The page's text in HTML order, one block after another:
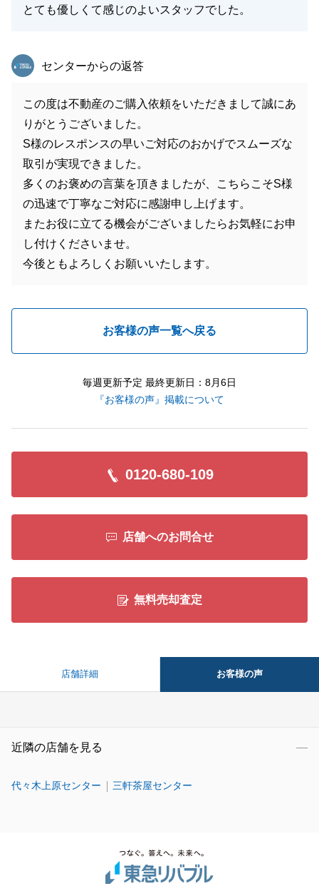
とても優しくて感じのよいスタッフでした。
東急リバブル
センターからの返答
この度は不動産のご購入依頼をいただきまして誠にあ
りがとうございました。
S様のレスポンスの早いご対応のおかげでスムーズな
取引が実現できました。
多くのお褒めの言葉を頂きましたが、こちらこそS様
の迅速で丁寧なご対応に感謝申し上げます。
またお役に立てる機会がございましたらお気軽にお申
し付けくださいませ。
今後ともよろしくお願いいたします。
お客様の声一覧へ戻る
毎週更新予定 最終更新日：8月6日
『お客様の声』掲載について
0120-680-109
店舗へのお問合せ
無料売却査定
店舗詳細 お客様の声
近隣の店舗を見る
代々木上原センター 三軒茶屋センター